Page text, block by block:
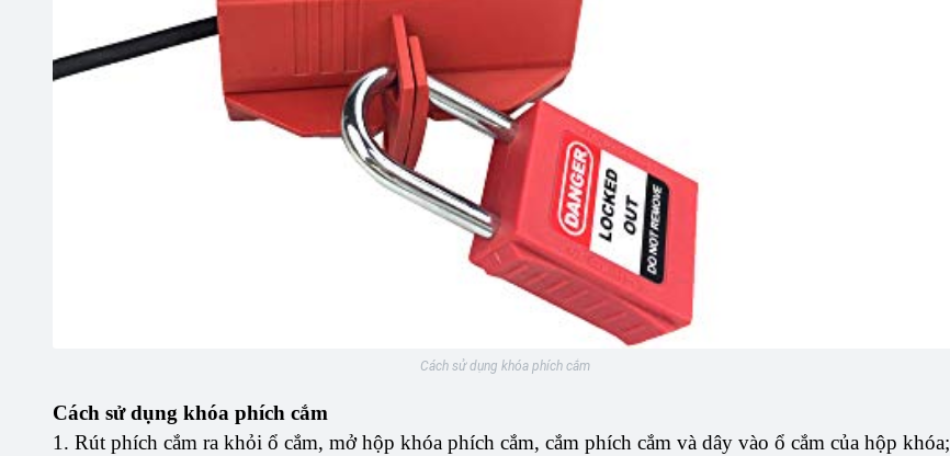
Cách sử dụng khóa phích cắm
Cách sử dụng khóa phích cắm
1. Rút phích cắm ra khỏi ổ cắm, mở hộp khóa phích cắm, cắm phích cắm và dây vào ổ cắm của hộp khóa;